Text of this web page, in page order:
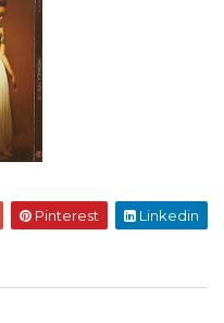
Pinterest Linkedin